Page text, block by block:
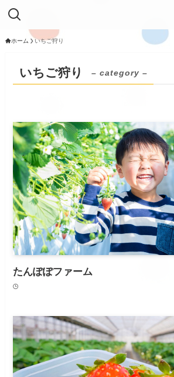
ホーム いちご狩り
いちご狩り – category –
たんぽぽファーム